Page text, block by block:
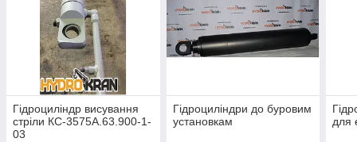
Гідроциліндр висування
стріли КС-3575А.63.900-1-
03
Гідроциліндри до буровим
установкам
для